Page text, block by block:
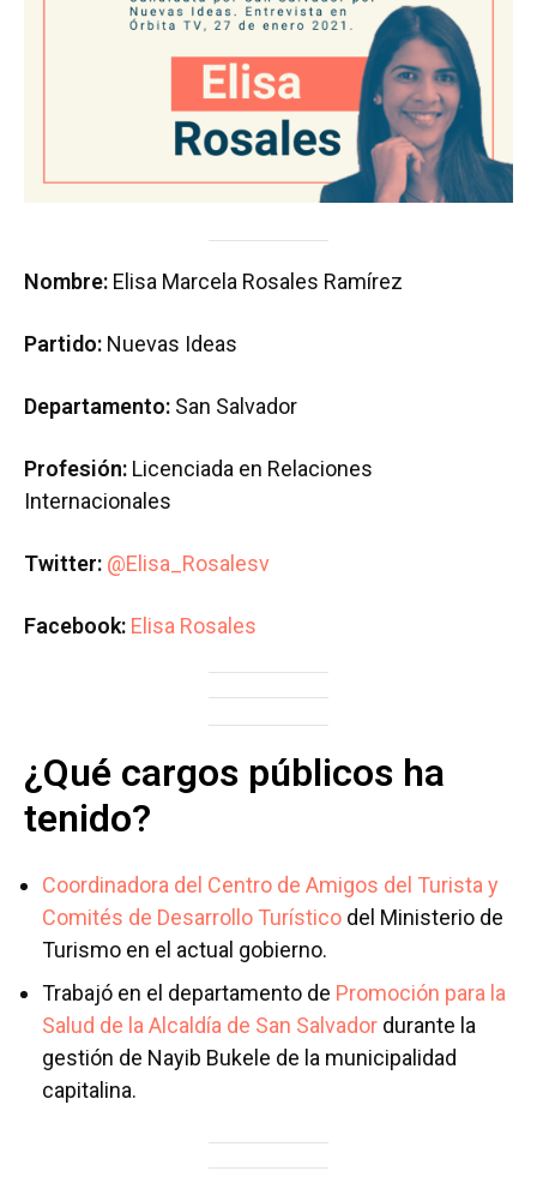
Nombre: Elisa Marcela Rosales Ramírez
Partido: Nuevas Ideas
Departamento: San Salvador
Profesión: Licenciada en Relaciones
Internacionales
Twitter: @Elisa_Rosalesv
Facebook: Elisa Rosales
¿Qué cargos públicos ha
tenido?
Coordinadora del Centro de Amigos del Turista y
Comités de Desarrollo Turístico del Ministerio de
Turismo en el actual gobierno.
Trabajó en el departamento de Promoción para la
Salud de la Alcaldía de San Salvador durante la
gestión de Nayib Bukele de la municipalidad
capitalina.